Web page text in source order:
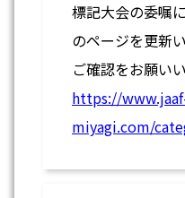
標記大会の委嘱
のページを更新
ご確認をお願い
https://
miyagi.com/